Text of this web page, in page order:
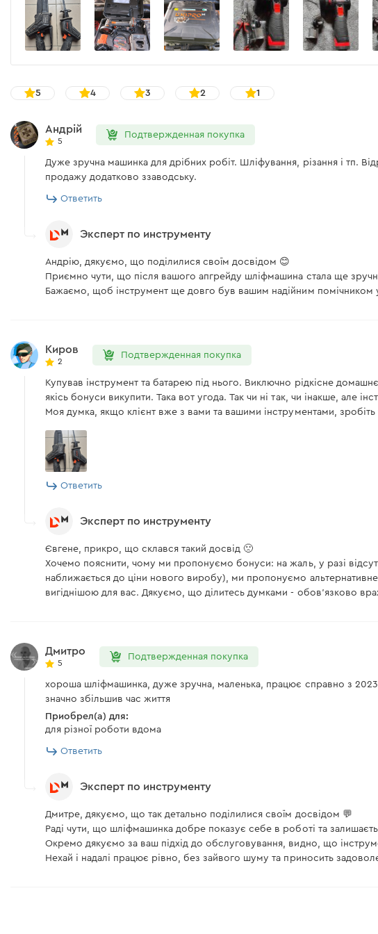
Резьба шпинделя
Плавный пуск
Защита от повторного включения
Вес
Зарядное устройство Dnipro-M FC-122
Напряжение сети
Частота сети
Напряжение АКБ
Допустимая температура для зарядки АКБ
Комплектация
Аккумуляторная батарея Dnipro-M BP-125 4 Ач
Аккумуляторная батарея
Аккумуляторная шлифмашина Dnipro-M СG-12BC Ultra (без
Аккумулятор
Зарядное устройство
Ключ для снятия оснастки
Угло-шлифовальная машина
Зарядное устройство Dnipro-M FC-122
Зарядное устройство
Инструкция пользователя
Скачать инструкцию к "Аккумуляторная батарея Dnipro-M BP-125 4 Ач"
Скачать инструкцию к "Аккумуляторная шлифмашина Dnipro-M СG-12BC
5 4 3 2 1
Андрій
5
Подтвержденная покупка
Дуже зручна машинка для дрібних робіт. Шліфування, різання і тп.
продажу додатково ззаводську.
Ответить
Эксперт по инструменту
Андрію, дякуємо, що поділилися своїм досвідом 😊
Приємно чути, що після вашого апгрейду шліфмашина стала ще
Бажаємо, щоб інструмент ще довго був вашим надійним помічником
Киров
2
Подтвержденная покупка
Купував інструмент та батарею під нього. Виключно рідкісне
якісь бонуси викупити. Така вот угода. Так чи ні так, чи інакше, але
Моя думка, якщо клієнт вже з вами та вашими інструментами, зробіть
Ответить
Эксперт по инструменту
Євгене, прикро, що склався такий досвід 🙁
Хочемо пояснити, чому ми пропонуємо бонуси: на жаль, у разі
наближається до ціни нового виробу), ми пропонуємо
вигіднішою для вас. Дякуємо, що ділитесь думками - обов'язково
Дмитро
5
Подтвержденная покупка
хороша шліфмашинка, дуже зручна, маленька, працює справно з 2023
значно збільшив час життя
Приобрел(а) для:
для різної роботи вдома
Ответить
Эксперт по инструменту
Дмитре, дякуємо, що так детально поділилися своїм досвідом 💬
Раді чути, що шліфмашинка добре показує себе в роботі та
Окремо дякуємо за ваш підхід до обслуговування, видно, що
Нехай і надалі працює рівно, без зайвого шуму та приносить